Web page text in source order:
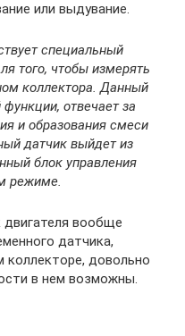
или выдувание.
специальный
того, чтобы измерять
коллектора. Данный
отвечает за
и образования смеси
датчик выйдет из
блок управления
режиме.
двигателя вообще
датчика,
коллекторе, довольно
в нем возможны.